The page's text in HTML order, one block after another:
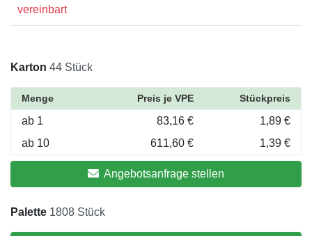
vereinbart
Karton 44 Stück
Menge Preis je VPE Stückpreis
ab 1 83,16 €
1,89 €
ab 10
611,60 € 1,39 €
Angebotsanfrage stellen
Palette 1808 Stück